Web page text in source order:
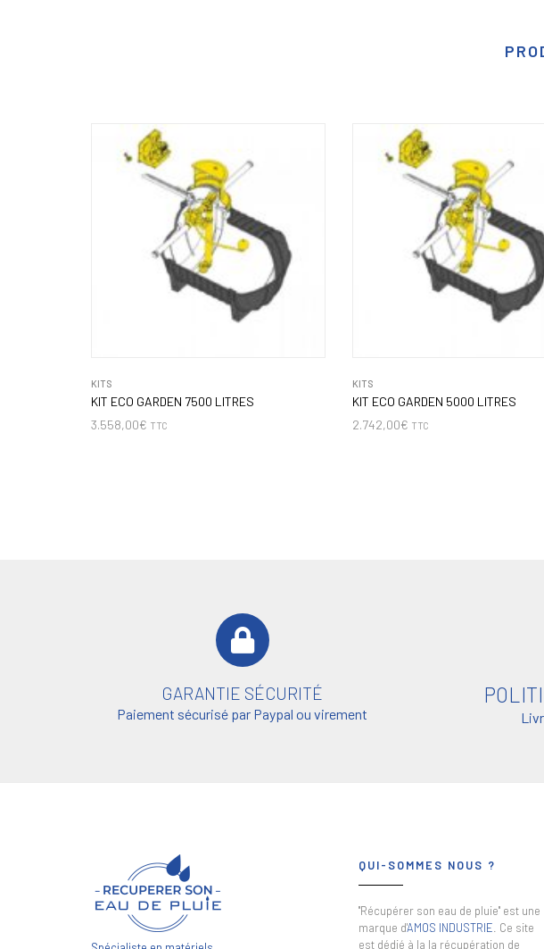
KITS
KIT ECO GARDEN 7500 LITRES
3.558,00€ TTC
KITS
KIT ECO GARDEN 5000 LITRES
2.742,00€ TTC
GARANTIE SÉCURITÉ
Paiement sécurisé par Paypal ou virement
QUI-SOMMES NOUS ?
"Récupérer son eau de pluie" est une
marque d'AMOS INDUSTRIE . Ce site
est dédié à la la récupération de